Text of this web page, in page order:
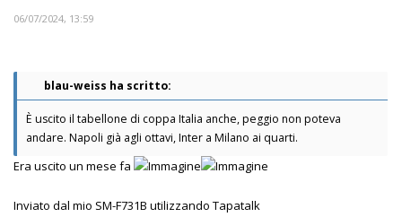
06/07/2024, 13:59
blau-weiss ha scritto:
È uscito il tabellone di coppa Italia anche, peggio non poteva
andare. Napoli già agli ottavi, Inter a Milano ai quarti.
Era uscito un mese fa
Inviato dal mio SM-F731B utilizzando Tapatalk